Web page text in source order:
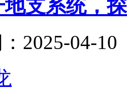
支系统，
2025-04-10